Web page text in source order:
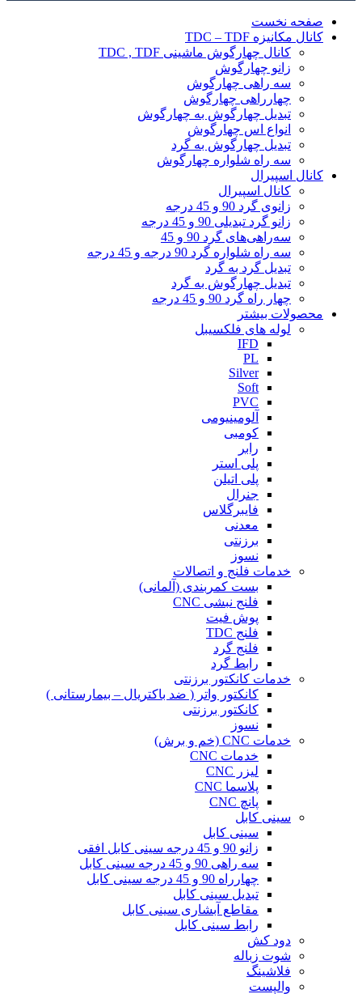
صفحه نخست
کانال مکانیزه TDC – TDF
کانال چهارگوش ماشینی TDC , TDF
زانو چهارگوش
سه راهی چهارگوش
چهارراهی چهارگوش
تبدیل چهارگوش به چهارگوش
انواع اس چهارگوش
تبدیل چهارگوش به گرد
سه راه شلواره چهارگوش
کانال اسپیرال
کانال اسپیرال
زانوی گرد 90 و 45 درجه
زانو گرد تبدیلی 90 و 45 درجه
سه‌راهی‌های گرد 90 و 45
سه راه شلواره گرد 90 درجه و 45 درجه
تبدیل گرد به گرد
تبدیل چهارگوش به گرد
چهار راه گرد 90 و 45 درجه
محصولات بیشتر
لوله های فلکسیبل
IFD
PL
Silver
Soft
PVC
آلومینیومی
کومبی
رابر
پلی استر
پلی اتیلن
جنرال
فایبرگلاس
معدنی
برزنتی
نسوز
خدمات فلنج و اتصالات
بست کمربندی (آلمانی)
فلنج نبشی CNC
پوش فیت
فلنج TDC
فلنج گرد
رابط گرد
خدمات کانکتور برزنتی
کانکتور واتر ( ضد باکتریال – بیمارستانی )
کانکتور برزنتی
نسوز
خدمات CNC (خم و برش)
خدمات CNC
لیزر CNC
پلاسما CNC
پانچ CNC
سینی کابل
سینی کابل
زانو 90 و 45 درجه سینی کابل افقی
سه راهی 90 و 45 درجه سینی کابل
چهارراه 90 و 45 درجه سینی کابل
تبدیل سینی کابل
مقاطع آبشاری سینی کابل
رابط سینی کابل
دود کش
شوت زباله
فلاشینگ
والپست